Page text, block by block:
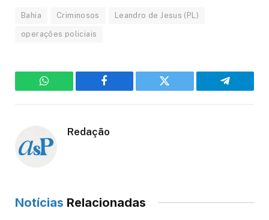
Bahia Criminosos Leandro de Jesus (PL)
operações policiais
WhatsApp Facebook Twitter Telegram
Redação
Notícias Relacionadas